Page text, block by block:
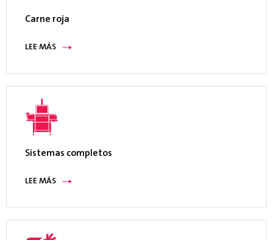
Conformidad
Dimensiones
1124 mm (44,25″) de ancho x 492 mm (19,38″)
de alto x 235 mm (9,25″) de profundidad
Compatibilidad
Carne roja
LEE MÁS
Sistemas completos
LEE MÁS